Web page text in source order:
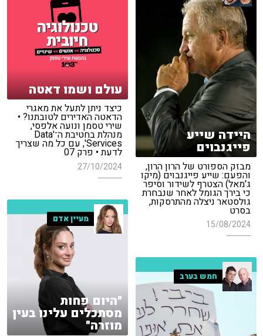
עולם ושמו דאטה
כיצד ניתן לתעל את מאגרי
הדאטה האדירים לטובתנו? •
שירי טסמן ונועה אלפסי,
מנהלת בחטיבת ה־'Data
Services', עם כל מה שצריך
לדעת • פרק 07
27/10/2024
היידה שייע
פייגנבוים
מבזק הספורט של הרון הרון,
והפעם: שייע פייגנבוים (מיקו
ג'מאל) הצטרף לשידור וסיפר
כי בירך הגומל לאחר שנבחרת
גולסטאר ניצלה מהתרסקות,
בסרט
15/08/2024 מעיין אדם
"היום פחות
מסתכלים עלינו בעין
מוזרה"
חמש בערב